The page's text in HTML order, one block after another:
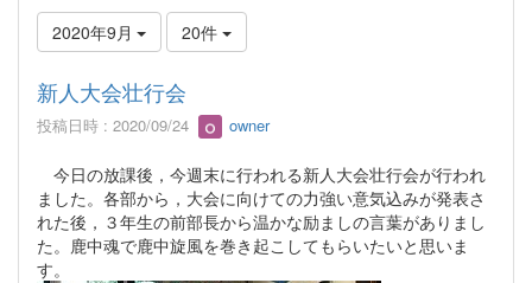
2020年9月 20件
新人大会壮行会
投稿日時 : 2020/09/24 owner
今日の放課後，今週末に行われる新人大会壮行会が行われ
ました。各部から，大会に向けての力強い意気込みが発表さ
れた後，３年生の前部長から温かな励ましの言葉がありまし
た。鹿中魂で鹿中旋風を巻き起こしてもらいたいと思いま
す。